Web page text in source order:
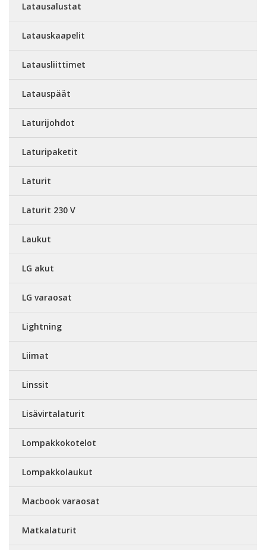
Latausalustat
Latauskaapelit
Latausliittimet
Latauspäät
Laturijohdot
Laturipaketit
Laturit
Laturit 230 V
Laukut
LG akut
LG varaosat
Lightning
Liimat
Linssit
Lisävirtalaturit
Lompakkokotelot
Lompakkolaukut
Macbook varaosat
Matkalaturit